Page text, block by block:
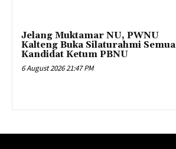
Jelang Muktamar NU, PWNU
Kalteng Buka Silaturahmi Semua
Kandidat Ketum PBNU
6 August 2026 21:47 PM